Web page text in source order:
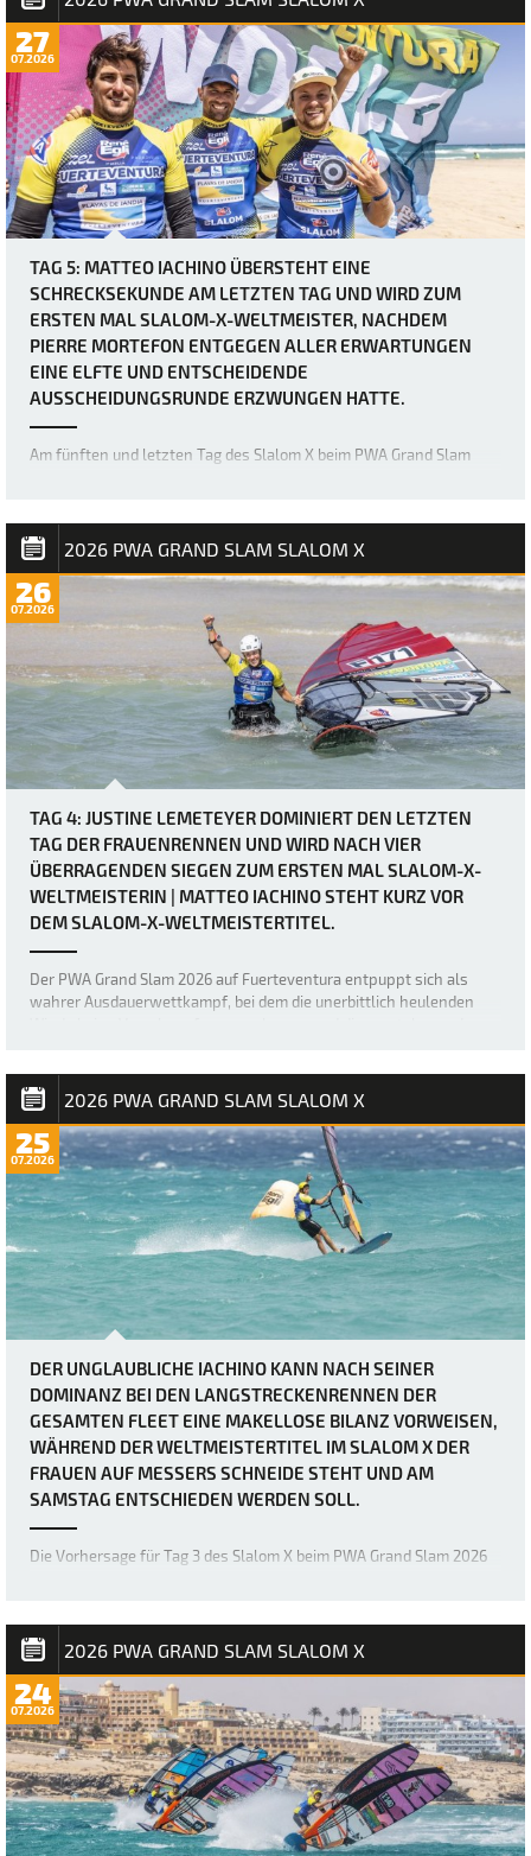
27
07.2026
TAG 5: MATTEO IACHINO ÜBERSTEHT EINE
SCHRECKSEKUNDE AM LETZTEN TAG UND WIRD ZUM
ERSTEN MAL SLALOM-X-WELTMEISTER, NACHDEM
PIERRE MORTEFON ENTGEGEN ALLER ERWARTUNGEN
EINE ELFTE UND ENTSCHEIDENDE
AUSSCHEIDUNGSRUNDE ERZWUNGEN HATTE.
Am fünften und letzten Tag des Slalom X beim PWA Grand Slam
einfacher letzter Tag für Matteo Iachino (Starboard / NeilPryde / Z
Fins) seinen ersten Slalom…
2026 PWA GRAND SLAM SLALOM X
26
07.2026
TAG 4: JUSTINE LEMETEYER DOMINIERT DEN LETZTEN
TAG DER FRAUENRENNEN UND WIRD NACH VIER
ÜBERRAGENDEN SIEGEN ZUM ERSTEN MAL SLALOM-X-
WELTMEISTERIN | MATTEO IACHINO STEHT KURZ VOR
DEM SLALOM-X-WELTMEISTERTITEL.
Der PWA Grand Slam 2026 auf Fuerteventura entpuppt sich als
wahrer Ausdauerwettkampf, bei dem die unerbittlich heulenden
absoluten Grenzen bringen. Heute herr…
2026 PWA GRAND SLAM SLALOM X
25
07.2026
DER UNGLAUBLICHE IACHINO KANN NACH SEINER
DOMINANZ BEI DEN LANGSTRECKENRENNEN DER
GESAMTEN FLEET EINE MAKELLOSE BILANZ VORWEISEN,
WÄHREND DER WELTMEISTERTITEL IM SLALOM X DER
FRAUEN AUF MESSERS SCHNEIDE STEHT UND AM
SAMSTAG ENTSCHIEDEN WERDEN SOLL.
Die Vorhersage für Tag 3 des Slalom X beim PWA Grand Slam 2026
50 Knoten hätten sich viele wohl kaum vorstellen können, wie
brutal es in Sotavento manchmal zug…
2026 PWA GRAND SLAM SLALOM X
24
07.2026